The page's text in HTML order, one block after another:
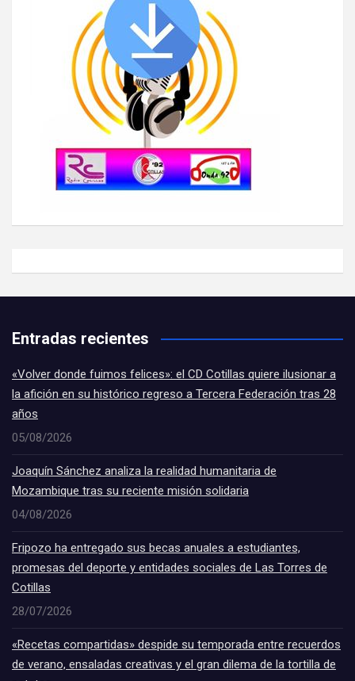
Entradas recientes
«Volver donde fuimos felices»: el CD Cotillas quiere ilusionar a
la afición en su histórico regreso a Tercera Federación tras 28
años
05/08/2026
Joaquín Sánchez analiza la realidad humanitaria de
Mozambique tras su reciente misión solidaria
04/08/2026
Fripozo ha entregado sus becas anuales a estudiantes,
promesas del deporte y entidades sociales de Las Torres de
Cotillas
28/07/2026
«Recetas compartidas» despide su temporada entre recuerdos
de verano, ensaladas creativas y el gran dilema de la tortilla de